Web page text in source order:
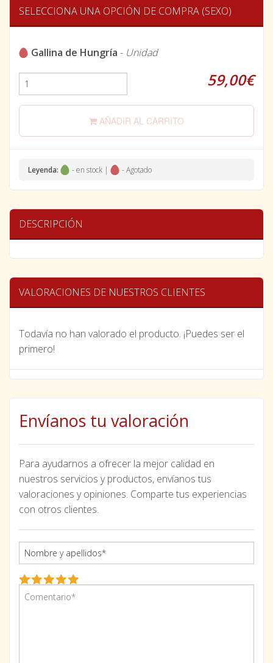
SELECCIONA UNA OPCIÓN DE COMPRA (SEXO)
Gallina de Hungría - Unidad
59,00€
AÑADIR AL CARRITO
Leyenda: - en stock | - Agotado
DESCRIPCIÓN
VALORACIONES DE NUESTROS CLIENTES
Todavía no han valorado el producto. ¡Puedes ser el
primero!
Envíanos tu valoración
Para ayudarnos a ofrecer la mejor calidad en
nuestros servicios y productos, envíanos tus
valoraciones y opiniones. Comparte tus experiencias
con otros clientes.